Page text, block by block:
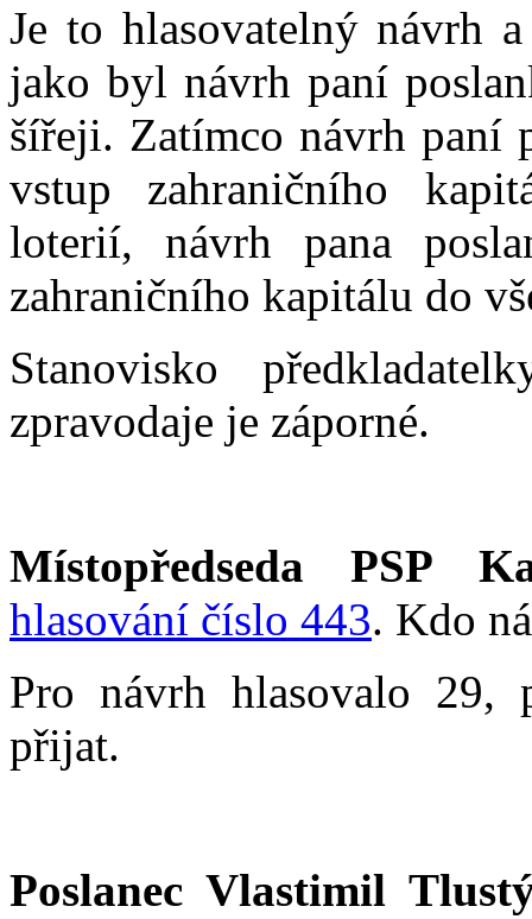
Je to hlasovatelný návrh
jako byl návrh paní
šířeji. Zatímco návrh paní
vstup zahraničního
loterií, návrh pana
zahraničního kapitálu do
Stanovisko
zpravodaje je záporné.
Místopředseda PSP
hlasování číslo 443. Kdo
Pro návrh hlasovalo 29,
přijat.
Poslanec Vlastimil